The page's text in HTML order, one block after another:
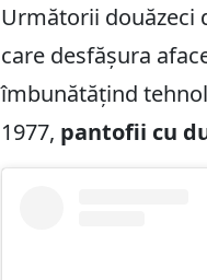
Următorii douăzeci
care desfășura
îmbunătățind
1977, pantofii cu